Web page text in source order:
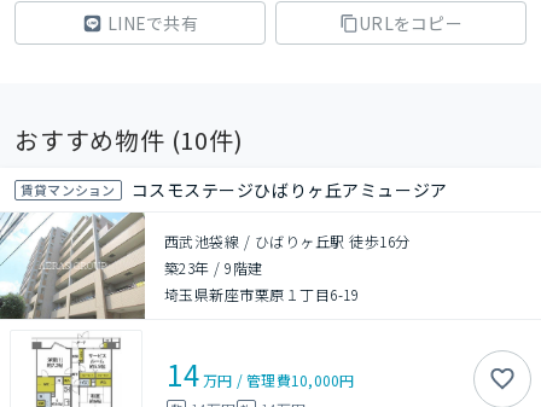
LINEで共有
URLをコピー
おすすめ物件 (10件)
賃貸マンション コスモステージひばりヶ丘アミュージア
西武池袋線 / ひばりヶ丘駅 徒歩16分
築23年 /9階建
埼玉県新座市栗原１丁目6-19
14万円 /管理費10,000円